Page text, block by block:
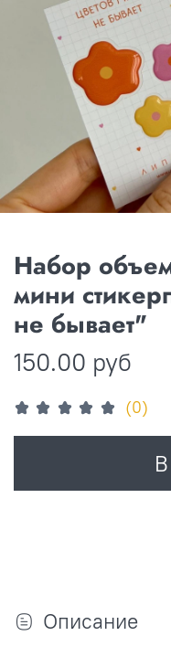
(0)
Набор
мини
не бывает"
150.00 руб
Описание